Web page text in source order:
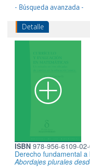
- Búsqueda avanzada -
Detalle
ISBN 978-956-6109-
Derecho fundamental
Abordajes plurales